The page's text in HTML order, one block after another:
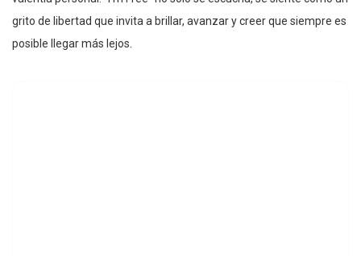
grito de libertad que invita a brillar, avanzar y creer que siempre es
posible llegar más lejos.